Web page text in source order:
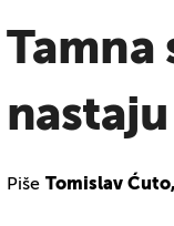
Tamna
Piše Tomislav Ćuto,